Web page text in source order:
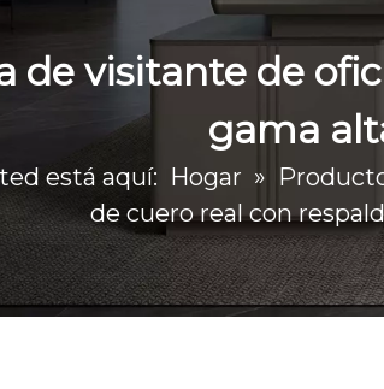
de visitante de
gama
está aquí: Hogar »
de cuero real con